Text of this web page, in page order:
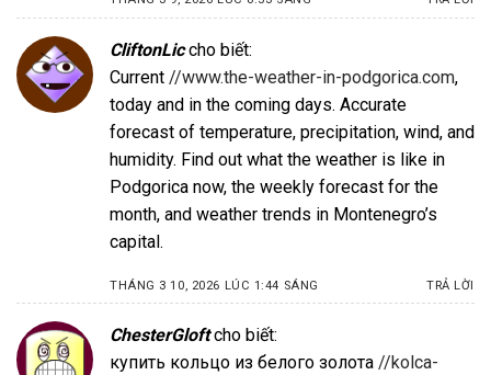
CliftonLic cho biết:
Current //www.the-weather-in-podgorica.com,
today and in the coming days. Accurate
forecast of temperature, precipitation, wind, and
humidity. Find out what the weather is like in
Podgorica now, the weekly forecast for the
month, and weather trends in Montenegro’s
capital.
THÁNG 3 10, 2026 LÚC 1:44 SÁNG TRẢ LỜI
ChesterGloft cho biết:
купить кольцо из белого золота //kolca-